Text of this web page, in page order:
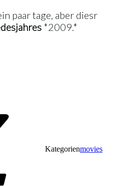
paar tage, aber diesr
desjahres *2009.*
Kategorienmovies